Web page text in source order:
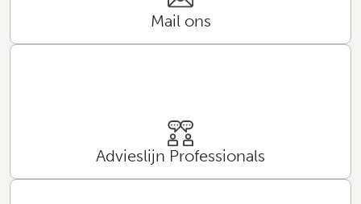
Mail ons
Advieslijn Professionals